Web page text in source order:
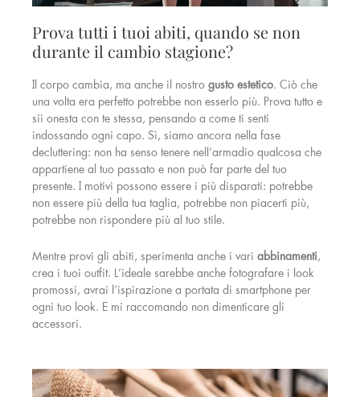
Prova tutti i tuoi abiti, quando se non
durante il cambio stagione?
Il corpo cambia, ma anche il nostro gusto estetico. Ciò che
una volta era perfetto potrebbe non esserlo più. Prova tutto e
sii onesta con te stessa, pensando a come ti senti
indossando ogni capo. Sì, siamo ancora nella fase
decluttering: non ha senso tenere nell’armadio qualcosa che
appartiene al tuo passato e non può far parte del tuo
presente. I motivi possono essere i più disparati: potrebbe
non essere più della tua taglia, potrebbe non piacerti più,
potrebbe non rispondere più al tuo stile.
Mentre provi gli abiti, sperimenta anche i vari abbinamenti,
crea i tuoi outfit. L’ideale sarebbe anche fotografare i look
promossi, avrai l’ispirazione a portata di smartphone per
ogni tuo look. E mi raccomando non dimenticare gli
accessori.